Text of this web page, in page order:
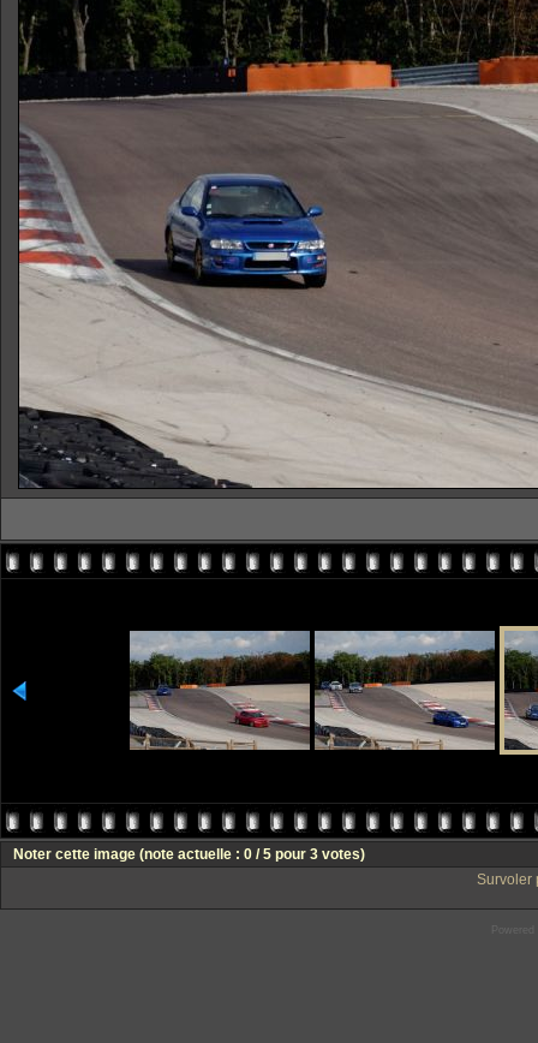
Noter cette image (note actuelle : 0 / 5 pour 3 votes)
Survoler